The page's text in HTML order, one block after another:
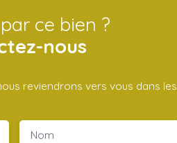
ce bien ?
nous
reviendrons vers vous dans les
Nom